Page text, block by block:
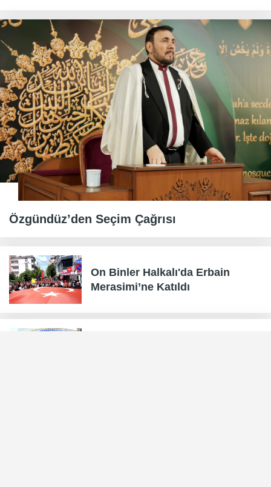
Özgündüz’den Seçim Çağrısı
On Binler Halkalı'da Erbain
Merasimi’ne Katıldı